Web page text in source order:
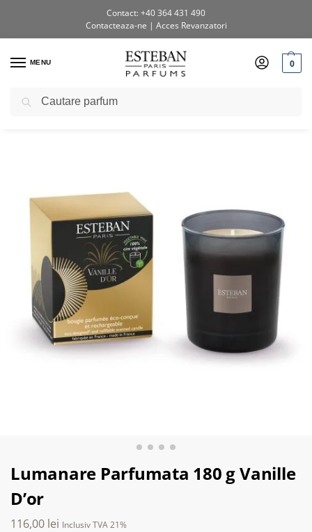
Contact: +40 364 431 490
Contacteaza-ne | Acces Revanzatori
MENU 0
Prima pagină / Shop / Lumânări parfumate
Lumanare Parfumata 180 g Vanille
D’or
116,00 lei Inclusiv TVA 21%